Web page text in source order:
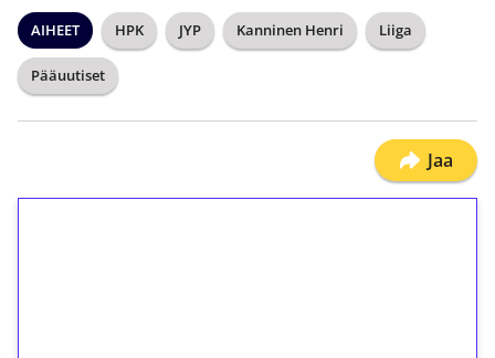
AIHEET HPK JYP Kanninen Henri Liiga
Pääuutiset
Jaa